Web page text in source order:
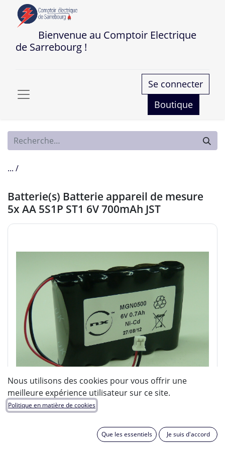
Bienvenue au Comptoir Electrique
de Sarrebourg !
Se connecter
Boutique
... /
Batterie(s) Batterie appareil de mesure
5x AA 5S1P ST1 6V 700mAh JST
Nous utilisons des cookies pour vous offrir une
meilleure expérience utilisateur sur ce site.
Politique en matière de cookies
Que les essentiels Je suis d'accord